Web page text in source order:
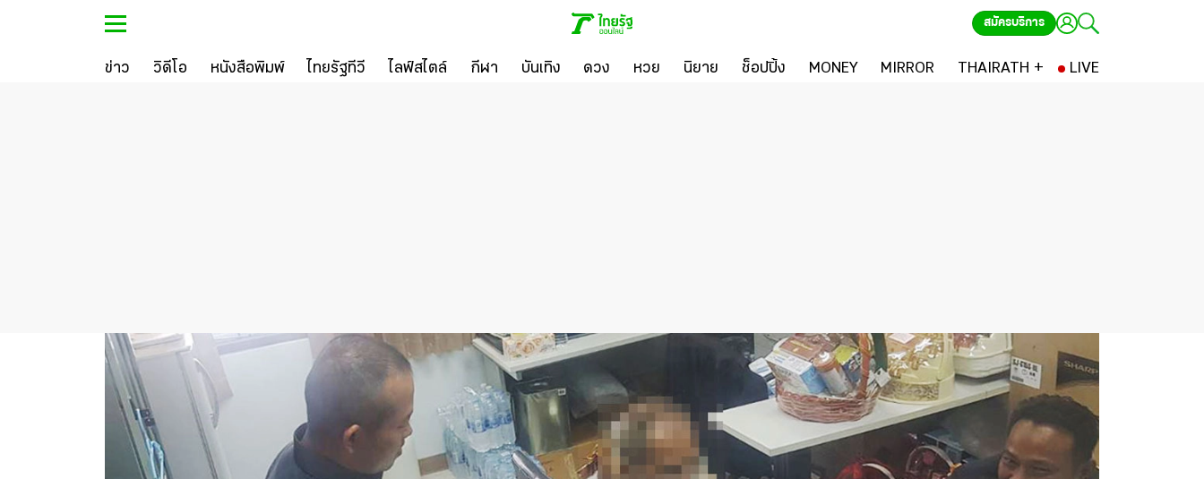
สมัครบริการ
ข่าว วิดีโอ หนังสือพิมพ์ ไทยรัฐทีวี ไลฟ์สไตล์ กีฬา บันเทิง ดวง หวย นิยาย ช็อปปิ้ง MONEY MIRROR THAIRATH + LIVE